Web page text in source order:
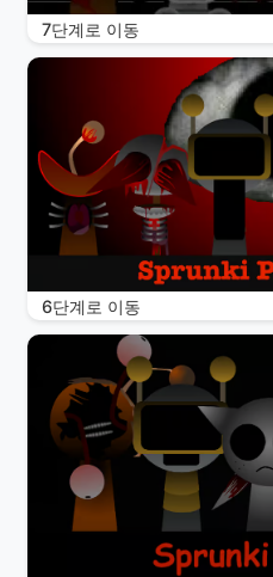
7단계로 이동
6단계로 이동